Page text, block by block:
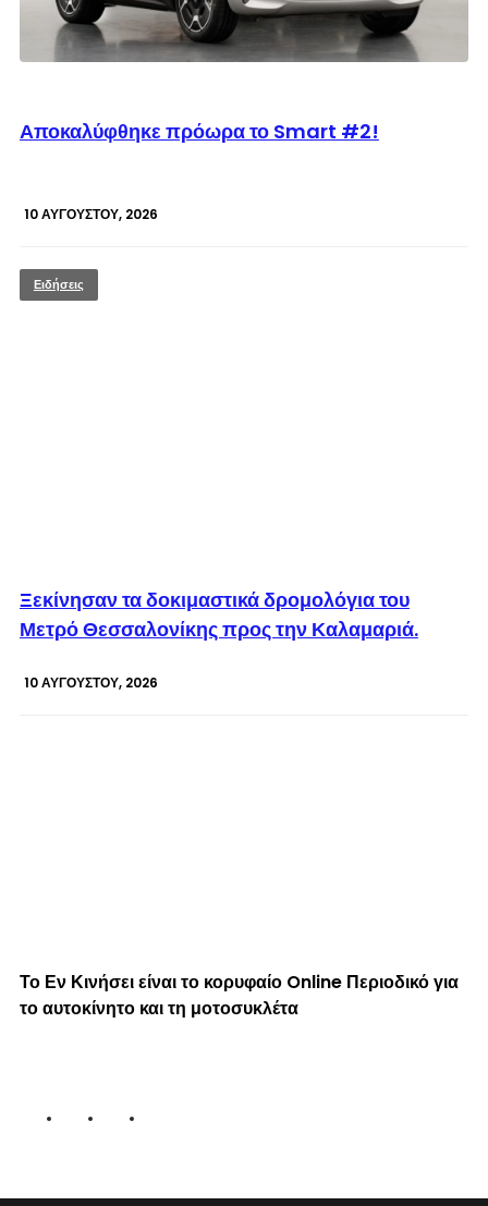
Αποκαλύφθηκε πρόωρα το Smart #2!
10 ΑΥΓΟΎΣΤΟΥ, 2026
Ειδήσεις
Ξεκίνησαν τα δοκιμαστικά δρομολόγια του
Μετρό Θεσσαλονίκης προς την Καλαμαριά.
10 ΑΥΓΟΎΣΤΟΥ, 2026
Το Εν Κινήσει είναι το κορυφαίο Online Περιοδικό για
το αυτοκίνητο και τη μοτοσυκλέτα